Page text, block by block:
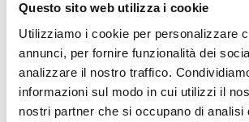
Questo sito web utilizza i cookie
Utilizziamo i cookie per personalizzare
annunci, per fornire funzionalità dei
analizzare il nostro traffico.
informazioni sul modo in cui utilizzi il
nostri partner che si occupano di analisi